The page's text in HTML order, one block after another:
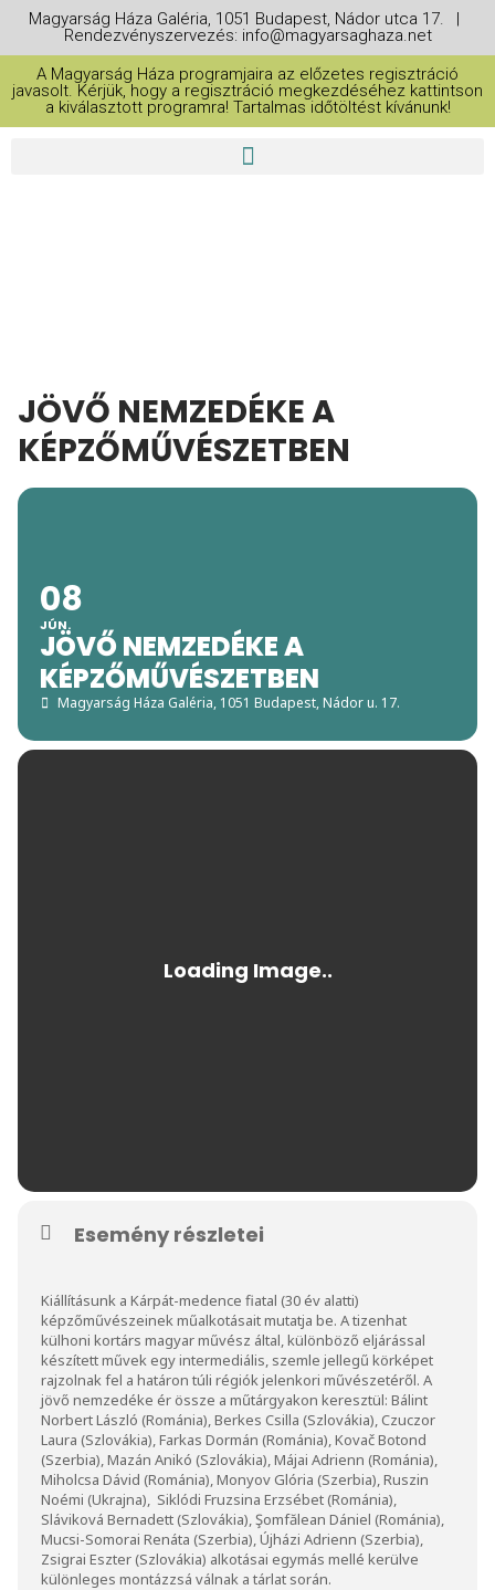
Magyarság Háza Galéria, 1051 Budapest, Nádor utca 17. |
Rendezvényszervezés: info@magyarsaghaza.net
A Magyarság Háza programjaira az előzetes regisztráció
javasolt. Kérjük, hogy a regisztráció megkezdéséhez kattintson
a kiválasztott programra! Tartalmas időtöltést kívánunk!
JÖVŐ NEMZEDÉKE A
KÉPZŐMŰVÉSZETBEN
08
JÚN.
JÖVŐ NEMZEDÉKE A
KÉPZŐMŰVÉSZETBEN
Magyarság Háza Galéria, 1051 Budapest, Nádor u. 17.
Esemény részletei
Kiállításunk a Kárpát-medence fiatal (30 év alatti)
képzőművészeinek műalkotásait mutatja be. A tizenhat
külhoni kortárs magyar művész által, különböző eljárással
készített művek egy intermediális, szemle jellegű körképet
rajzolnak fel a határon túli régiók jelenkori művészetéről. A
jövő nemzedéke ér össze a műtárgyakon keresztül: Bálint
Norbert László (Románia), Berkes Csilla (Szlovákia), Czuczor
Laura (Szlovákia), Farkas Dormán (Románia), Kovač Botond
(Szerbia), Mazán Anikó (Szlovákia), Májai Adrienn (Románia),
Miholcsa Dávid (Románia), Monyov Glória (Szerbia), Ruszin
Noémi (Ukrajna), Siklódi Fruzsina Erzsébet (Románia),
Sláviková Bernadett (Szlovákia), Şomfălean Dániel (Románia),
Mucsi-Somorai Renáta (Szerbia), Újházi Adrienn (Szerbia),
Zsigrai Eszter (Szlovákia) alkotásai egymás mellé kerülve
különleges montázzsá válnak a tárlat során.